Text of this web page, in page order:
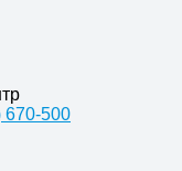
670-500